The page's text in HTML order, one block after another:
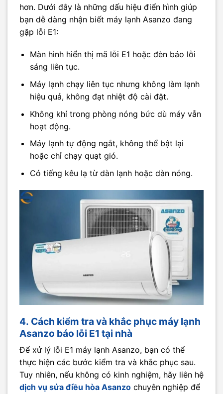
hơn. Dưới đây là những dấu hiệu điển hình giúp
bạn dễ dàng nhận biết máy lạnh Asanzo đang
gặp lỗi E1:
Màn hình hiển thị mã lỗi E1 hoặc đèn báo lỗi
sáng liên tục.
Máy lạnh chạy liên tục nhưng không làm lạnh
hiệu quả, không đạt nhiệt độ cài đặt.
Không khí trong phòng nóng bức dù máy vẫn
hoạt động.
Máy lạnh tự động ngắt, không thể bật lại
hoặc chỉ chạy quạt gió.
Có tiếng kêu lạ từ dàn lạnh hoặc dàn nóng.
4. Cách kiểm tra và khắc phục máy lạnh
Asanzo báo lỗi E1 tại nhà
Để xử lý lỗi E1 máy lạnh Asanzo, bạn có thể
thực hiện các bước kiểm tra và khắc phục sau.
Tuy nhiên, nếu không có kinh nghiệm, hãy liên hệ
dịch vụ sửa điều hòa Asanzo chuyên nghiệp để